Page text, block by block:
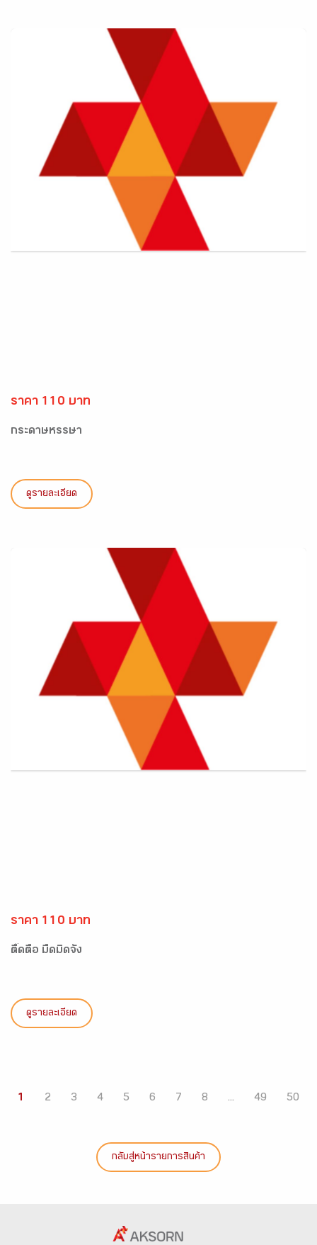
ราคา 110 บาท
กระดาษหรรษา
ดูรายละเอียด
ราคา 110 บาท
ตื๊ดตื้อ มืดมิดจัง
ดูรายละเอียด
1 2 3 4 5 6 7 8 ... 49 50
กลับสู่หน้ารายการสินค้า